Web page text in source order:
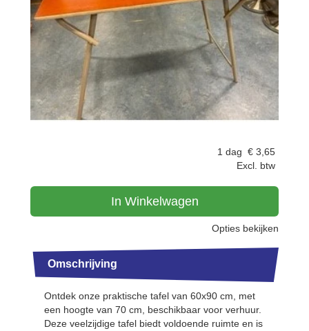
1 dag € 3,65
Excl. btw
In Winkelwagen
Opties bekijken
Omschrijving
Ontdek onze praktische tafel van 60x90 cm, met
een hoogte van 70 cm, beschikbaar voor verhuur.
Deze veelzijdige tafel biedt voldoende ruimte en is